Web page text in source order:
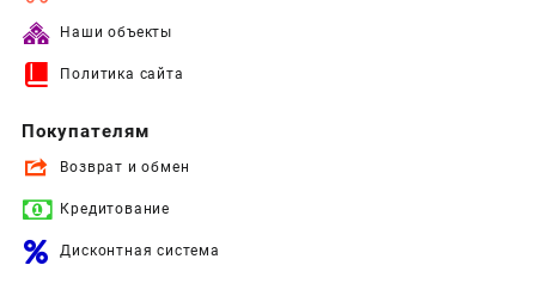
Наши объекты
Политика сайта
Покупателям
Возврат и обмен
Кредитование
Дисконтная система